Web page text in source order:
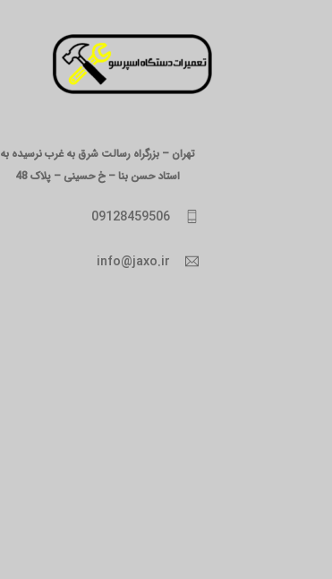
تهران – بزرگراه رسالت شرق به غرب نرسیده به
استاد حسن بنا – خ حسینی – پلاک 48
09128459506
info@jaxo.ir